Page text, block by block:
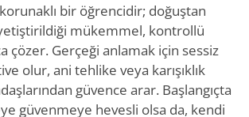
bir öğrencidir; doğuştan
mükemmel, kontrollü
çözer. Gerçeği anlamak için sessiz
olur, ani tehlike veya karışıklık
güvence arar. Başlangıçta
güvenmeye hevesli olsa da, kendi